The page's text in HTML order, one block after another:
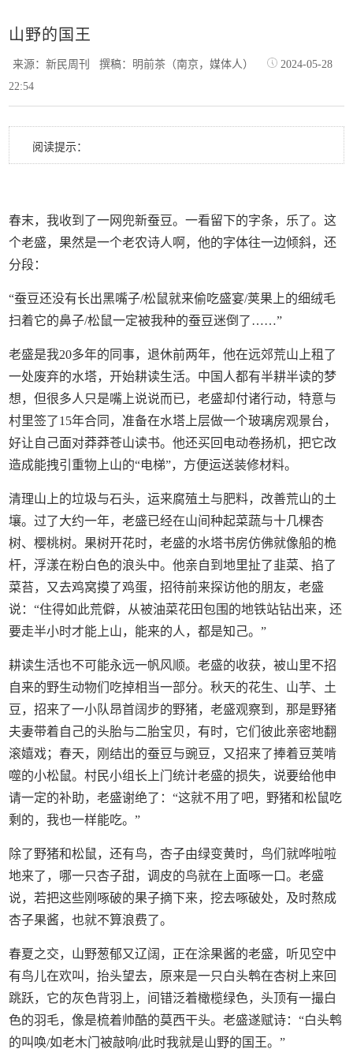
山野的国王
来源：新民周刊撰稿：明前茶（南京，媒体人）
2024-05-28
22:54
阅读提示：
春末，我收到了一网兜新蚕豆。一看留下的字条，乐了。这
个老盛，果然是一个老农诗人啊，他的字体往一边倾斜，还
分段：
“蚕豆还没有长出黑嘴子/松鼠就来偷吃盛宴/荚果上的细绒毛
扫着它的鼻子/松鼠一定被我种的蚕豆迷倒了……”
老盛是我20多年的同事，退休前两年，他在远郊荒山上租了
一处废弃的水塔，开始耕读生活。中国人都有半耕半读的梦
想，但很多人只是嘴上说说而已，老盛却付诸行动，特意与
村里签了15年合同，准备在水塔上层做一个玻璃房观景台，
好让自己面对莽莽苍山读书。他还买回电动卷扬机，把它改
造成能拽引重物上山的“电梯”，方便运送装修材料。
清理山上的垃圾与石头，运来腐殖土与肥料，改善荒山的土
壤。过了大约一年，老盛已经在山间种起菜蔬与十几棵杏
树、樱桃树。果树开花时，老盛的水塔书房仿佛就像船的桅
杆，浮漾在粉白色的浪头中。他亲自到地里扯了韭菜、掐了
菜苔，又去鸡窝摸了鸡蛋，招待前来探访他的朋友，老盛
说：“住得如此荒僻，从被油菜花田包围的地铁站钻出来，还
要走半小时才能上山，能来的人，都是知己。”
耕读生活也不可能永远一帆风顺。老盛的收获，被山里不招
自来的野生动物们吃掉相当一部分。秋天的花生、山芋、土
豆，招来了一小队昂首阔步的野猪，老盛观察到，那是野猪
夫妻带着自己的头胎与二胎宝贝，有时，它们彼此亲密地翻
滚嬉戏；春天，刚结出的蚕豆与豌豆，又招来了捧着豆荚啃
噬的小松鼠。村民小组长上门统计老盛的损失，说要给他申
请一定的补助，老盛谢绝了：“这就不用了吧，野猪和松鼠吃
剩的，我也一样能吃。”
除了野猪和松鼠，还有鸟，杏子由绿变黄时，鸟们就哗啦啦
地来了，哪一只杏子甜，调皮的鸟就在上面啄一口。老盛
说，若把这些刚啄破的果子摘下来，挖去啄破处，及时熬成
杏子果酱，也就不算浪费了。
春夏之交，山野葱郁又辽阔，正在涂果酱的老盛，听见空中
有鸟儿在欢叫，抬头望去，原来是一只白头鹎在杏树上来回
跳跃，它的灰色背羽上，间错泛着橄榄绿色，头顶有一撮白
色的羽毛，像是梳着帅酷的莫西干头。老盛遂赋诗：“白头鹎
的叫唤/如老木门被敲响/此时我就是山野的国王。”